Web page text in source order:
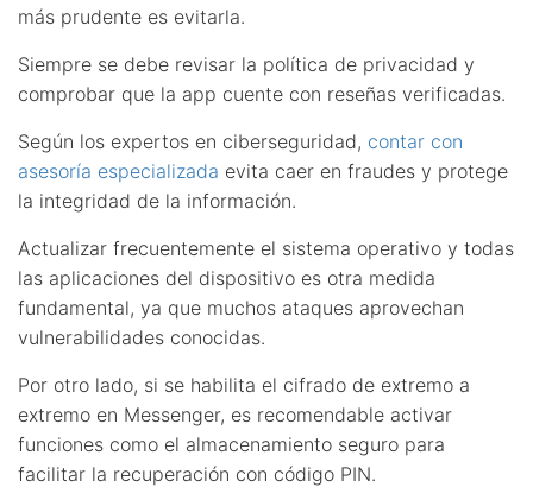
más prudente es evitarla.
Siempre se debe revisar la política de privacidad y
comprobar que la app cuente con reseñas verificadas.
Según los expertos en ciberseguridad, contar con
asesoría especializada evita caer en fraudes y protege
la integridad de la información.
Actualizar frecuentemente el sistema operativo y todas
las aplicaciones del dispositivo es otra medida
fundamental, ya que muchos ataques aprovechan
vulnerabilidades conocidas.
Por otro lado, si se habilita el cifrado de extremo a
extremo en Messenger, es recomendable activar
funciones como el almacenamiento seguro para
facilitar la recuperación con código PIN.